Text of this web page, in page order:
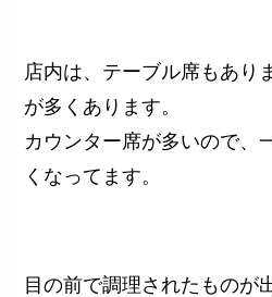
店内は、テーブル席もあり
が多くあります。
カウンター席が多いので、
くなってます。
目の前で調理されたものが